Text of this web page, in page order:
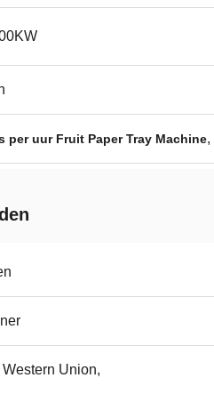
per uur Fruit Paper Tray Machine,
Western Union,